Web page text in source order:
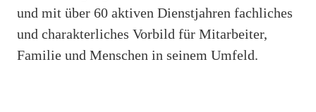
und mit über 60 aktiven Dienstjahren fachliches
und charakterliches Vorbild für Mitarbeiter,
Familie und Menschen in seinem Umfeld.